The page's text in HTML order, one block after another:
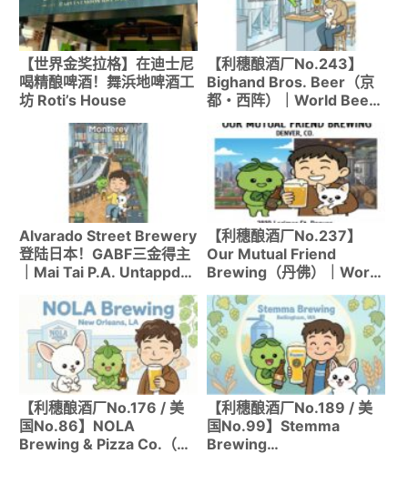
【世界金奖拉格】在迪士尼
喝精酿啤酒！舞浜地啤酒工
坊 Roti’s House
【利穗酿酒厂No.243】
Bighand Bros. Beer（京
都・西阵）｜World Beer
一杯！
Alvarado Street Brewery
登陆日本！GABF三金得主
｜Mai Tai P.A. Untappd
【利穗酿酒厂No.237】
Our Mutual Friend
Brewing（丹佛）｜World
Beer Cup金奖的混合发酵
啤酒圣地！
【利穗酿酒厂No.176 / 美
国No.86】NOLA
Brewing & Pizza Co.（新
【利穗酿酒厂No.189 / 美
国No.99】Stemma
Brewing